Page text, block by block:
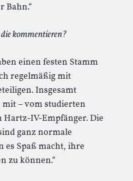
Bahn.“
kommentieren?
einen festen Stamm
regelmäßig mit
Insgesamt
mit – vom studierten
Hartz-IV-Empfänger. Die
ganz normale
es Spaß macht, ihre
zu können.“